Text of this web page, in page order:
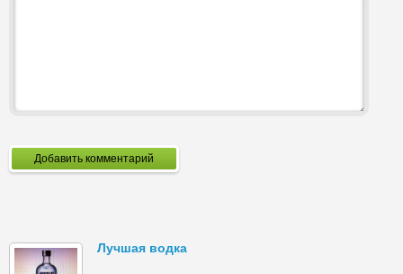
Добавить комментарий
Лучшая водка